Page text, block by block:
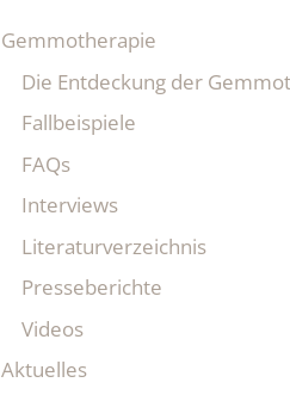
Gemmotherapie
Die Entdeckung der
Fallbeispiele
FAQs
Interviews
Literaturverzeichnis
Presseberichte
Videos
Aktuelles